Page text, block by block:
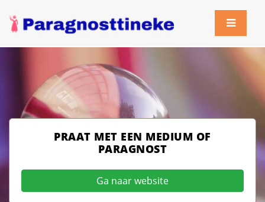
PRAAT MET EEN MEDIUM OF
PARAGNOST
Ga naar website